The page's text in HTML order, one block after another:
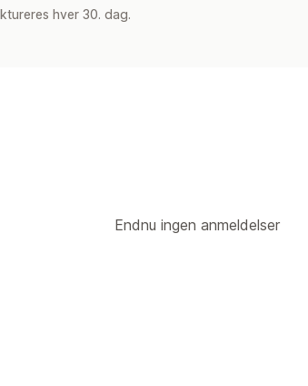
hver 30. dag.
Endnu ingen anmeldelser